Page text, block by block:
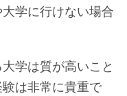
学に行けない場合
学は質が高いこと
は非常に貴重で